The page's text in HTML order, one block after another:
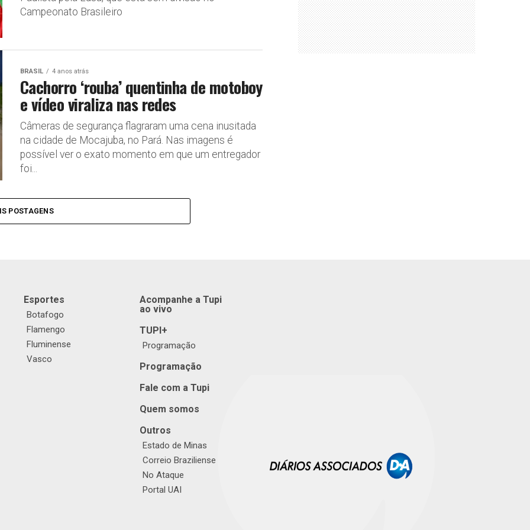
Campeonato Brasileiro
BRASIL 4 anos atrás
Cachorro ‘rouba’ quentinha de motoboy
e vídeo viraliza nas redes
Câmeras de segurança flagraram uma cena inusitada
na cidade de Mocajuba, no Pará. Nas imagens é
possível ver o exato momento em que um entregador
foi...
POSTAGENS
Esportes
Botafogo
Flamengo
Fluminense
Vasco
Acompanhe a Tupi
ao vivo
TUPI+
Programação
Programação
Fale com a Tupi
Quem somos
Outros
Estado de Minas
Correio Braziliense
No Ataque
Portal UAI